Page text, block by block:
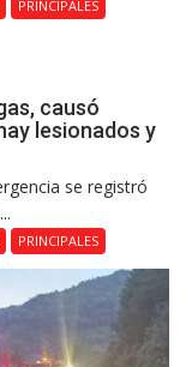
PRINCIPALES
causó
lesionados y
se registró
PRINCIPALES